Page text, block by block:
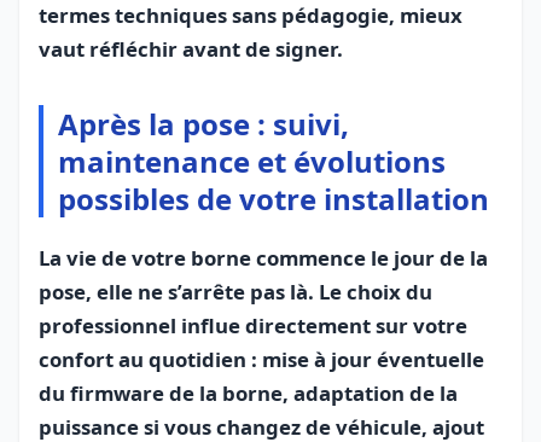
termes techniques sans pédagogie, mieux
vaut réfléchir avant de signer.
Après la pose : suivi,
maintenance et évolutions
possibles de votre installation
La vie de votre borne commence le jour de la
pose, elle ne s’arrête pas là. Le choix du
professionnel influe directement sur votre
confort au quotidien : mise à jour éventuelle
du firmware de la borne, adaptation de la
puissance si vous changez de véhicule, ajout